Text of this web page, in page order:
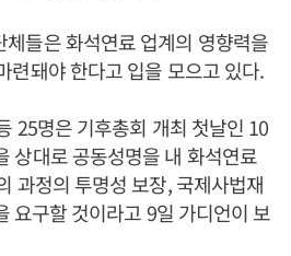
들은 화석연료 업계의 영향력을
련돼야 한다고 입을 모으고 있다.
25명은 기후총회 개최 첫날인 10
상대로 공동성명을 내 화석연료
과정의 투명성 보장, 국제사법재
요구할 것이라고 9일 가디언이 보